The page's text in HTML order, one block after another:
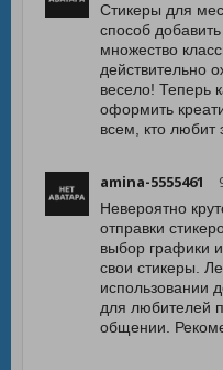
Стикеры для
способ
множество
действительно
весело! Теперь
оформить
всем, кто любит
amina-5555461
Невероятно
отправки
выбор графики
свои стикеры.
использовании
для любителей
общении.